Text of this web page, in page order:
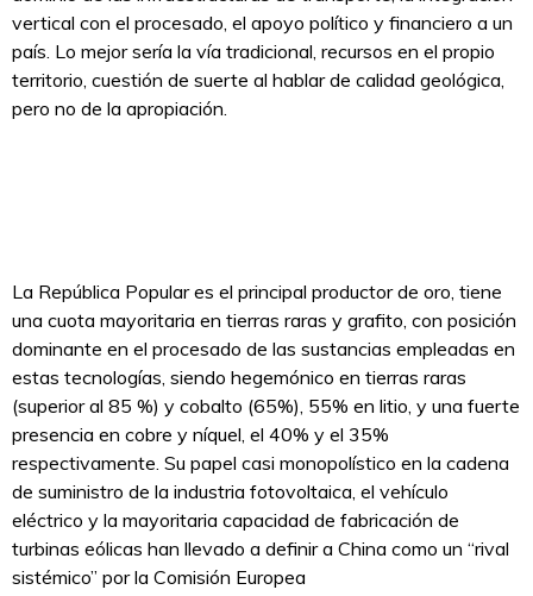
vertical con el procesado, el apoyo político y financiero a un
país. Lo mejor sería la vía tradicional, recursos en el propio
territorio, cuestión de suerte al hablar de calidad geológica,
pero no de la apropiación.
La República Popular es el principal productor de oro, tiene
una cuota mayoritaria en tierras raras y grafito, con posición
dominante en el procesado de las sustancias empleadas en
estas tecnologías, siendo hegemónico en tierras raras
(superior al 85 %) y cobalto (65%), 55% en litio, y una fuerte
presencia en cobre y níquel, el 40% y el 35%
respectivamente. Su papel casi monopolístico en la cadena
de suministro de la industria fotovoltaica, el vehículo
eléctrico y la mayoritaria capacidad de fabricación de
turbinas eólicas han llevado a definir a China como un “rival
sistémico” por la Comisión Europea